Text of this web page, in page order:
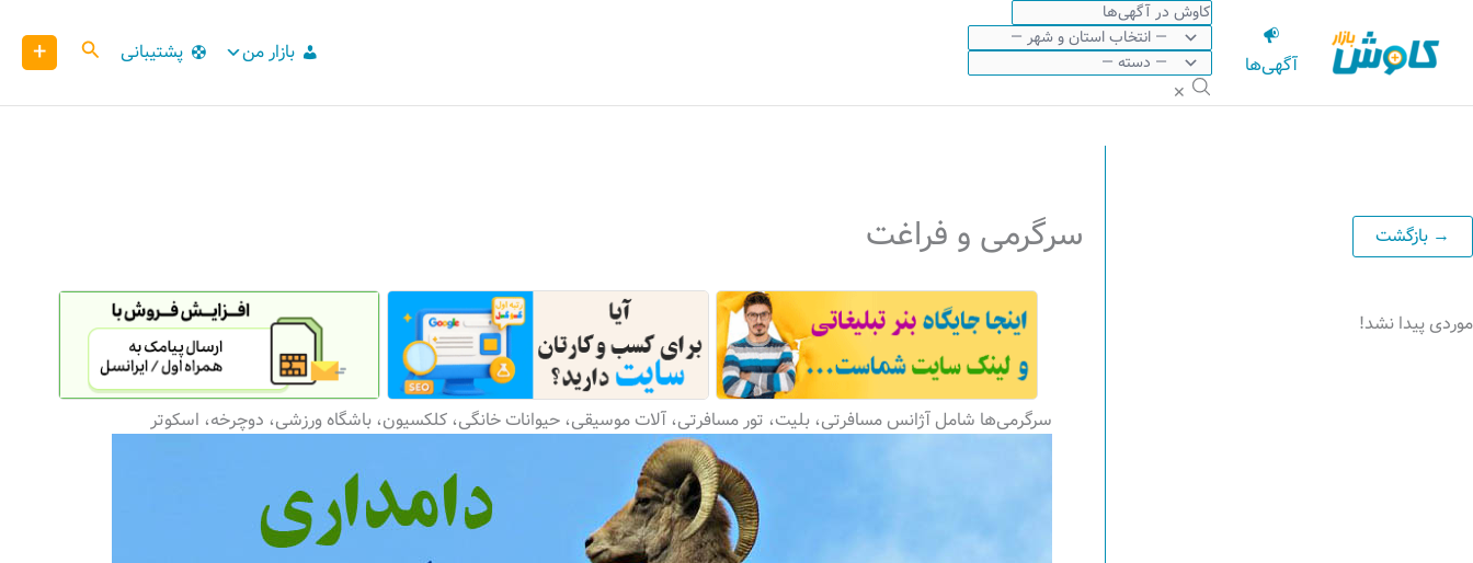
محتوا
آگهی‌ها
✕
بازار من پشتیبانی کاوش +
موردی پیدا نشد!
سرگرمی و فراغت
سرگرمی‌ها شامل آژانس مسافرتی، بلیت، تور مسافرتی، آلات موسیقی، حیوانات خانگی، کلکسیون، باشگاه ورزشی، دوچرخه، اسکوتر